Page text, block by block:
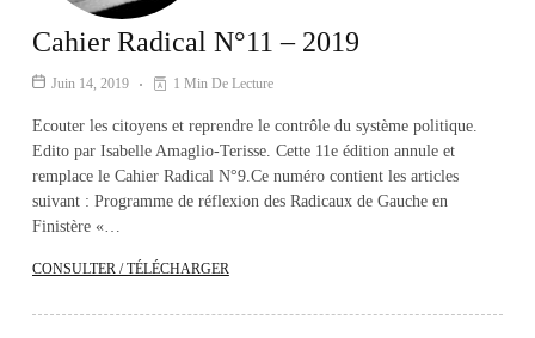
Cahier Radical N°11 – 2019
Juin 14, 2019 1 Min De Lecture
Ecouter les citoyens et reprendre le contrôle du système politique.
Edito par Isabelle Amaglio-Terisse. Cette 11e édition annule et
remplace le Cahier Radical N°9.Ce numéro contient les articles
suivant : Programme de réflexion des Radicaux de Gauche en
Finistère «…
CONSULTER / TÉLÉCHARGER